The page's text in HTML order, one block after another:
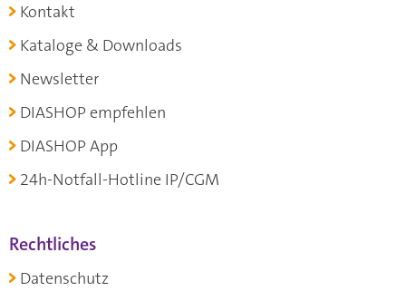
Kontakt
Kataloge & Downloads
Newsletter
DIASHOP empfehlen
DIASHOP App
24h-Notfall-Hotline IP/CGM
Rechtliches
Datenschutz